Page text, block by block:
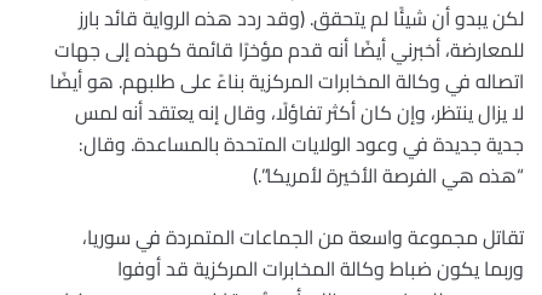
لكن يبدو أن شيئًا لم يتحقق. (وقد ردد هذه الرواية قائد بارز
للمعارضة، أخبرني أيضًا أنه قدم مؤخرًا قائمة كهذه إلى جهات
اتصاله في وكالة المخابرات المركزية بناءً على طلبهم. هو أيضًا
لا يزال ينتظر، وإن كان أكثر تفاؤلًا، وقال إنه يعتقد أنه لمس
جدية جديدة في وعود الولايات المتحدة بالمساعدة. وقال:
“هذه هي الفرصة الأخيرة لأمريكا”.)
تقاتل مجموعة واسعة من الجماعات المتمردة في سوريا،
وربما يكون ضباط وكالة المخابرات المركزية قد أوفوا